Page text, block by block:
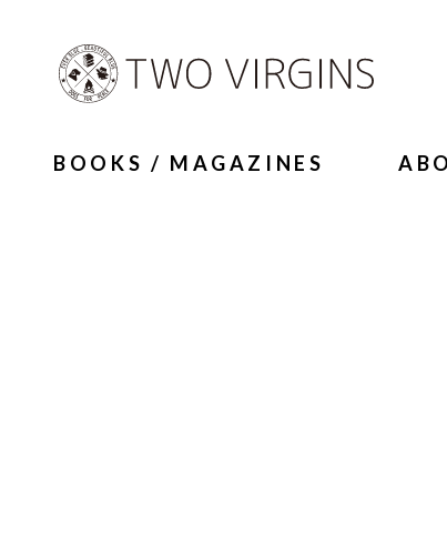
BOOKS / MAGAZINES